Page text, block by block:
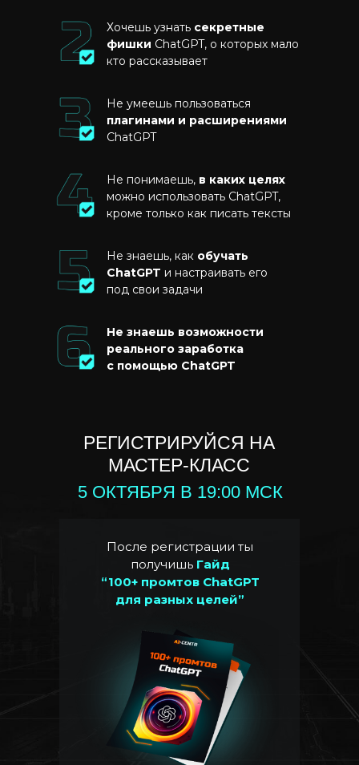
РЕГИСТРИРУЙСЯ НА
МАСТЕР-КЛАСС
После регистрации ты
получишь Гайд
“100+ промтов ChatGPT
для разных целей”
Хочешь узнать секретные
фишки ChatGPT, о которых мало
кто рассказывает
Не умеешь пользоваться
плагинами и расширениями
ChatGPT
Не понимаешь, в каких целях
можно использовать ChatGPT,
кроме только как писать тексты
Не знаешь, как обучать
ChatGPT и настраивать его
под свои задачи
Не знаешь возможности
реального заработка
с помощью ChatGPT
5 ОКТЯБРЯ В 19:00 МСК